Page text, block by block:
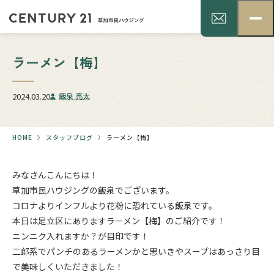
ラーメン【梅】
2024.03.20 飯泉 亮太
HOME スタッフブログ ラーメン【梅】
みなさんこんにちは！
草加市民ハウジングの飯泉でございます。
コロナよりインフルより花粉に恐れている飯泉です。
本日は足立区にありますラーメン【梅】のご紹介です！
ニンニク入れますか？が目印です！
二郎系でパンチのあるラーメンかと思いきやスープはあっさり目
で美味しくいただきました！